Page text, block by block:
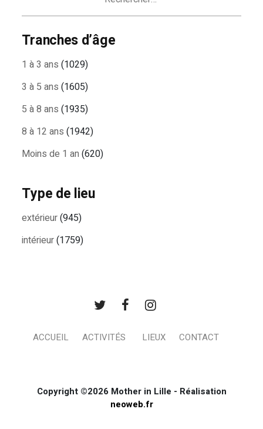
Tranches d’âge
1 à 3 ans (1029)
3 à 5 ans (1605)
5 à 8 ans (1935)
8 à 12 ans (1942)
Moins de 1 an (620)
Type de lieu
extérieur(945)
intérieur(1759)
ACCUEIL ACTIVITÉS LIEUX CONTACT
Copyright ©2026 Mother in Lille - Réalisation
neoweb.fr